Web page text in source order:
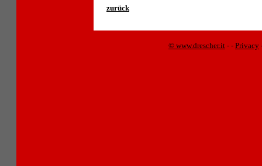
zurück
© www.drescher.it - - Privacy